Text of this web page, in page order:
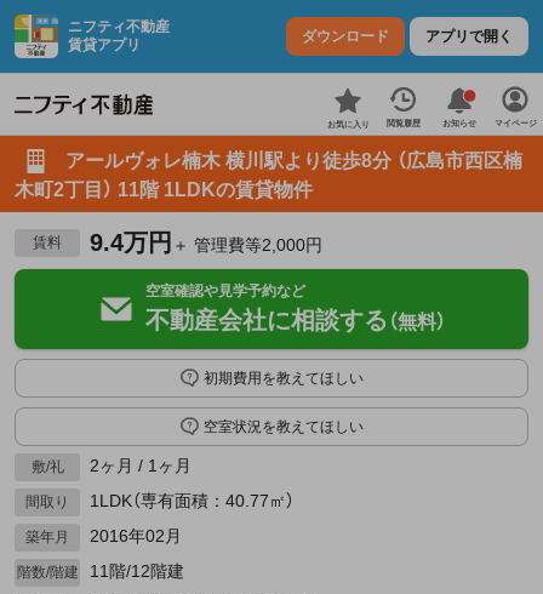
ニフティ不動産
賃貸アプリ
ダウンロード アプリで開く
お気に入り 閲覧履歴 お知らせ マイページ
アールヴォレ楠木 横川駅より徒歩8分 （広島市西区楠
木町2丁目） 11階 1LDKの賃貸物件
賃料 9.4万円 ＋ 管理費等2,000円
空室確認や見学予約など
不動産会社に相談する （無料）
初期費用を教えてほしい
空室状況を教えてほしい
敷/礼 2ヶ月 / 1ヶ月
間取り 1LDK（専有面積：40.77㎡）
築年月 2016年02月
階数/階建 11階/12階建